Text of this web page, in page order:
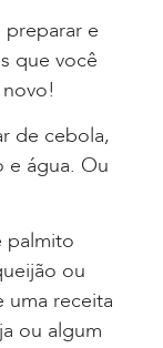
e
que você
de cebola,
e água. Ou
palmito
ou
uma receita
ou algum